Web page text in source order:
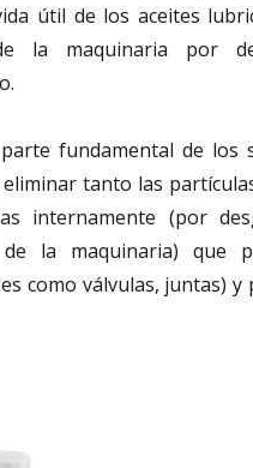
útil de los aceites
la maquinaria por
fundamental de los
tanto las
internamente (por
la maquinaria) que
como válvulas, juntas) y